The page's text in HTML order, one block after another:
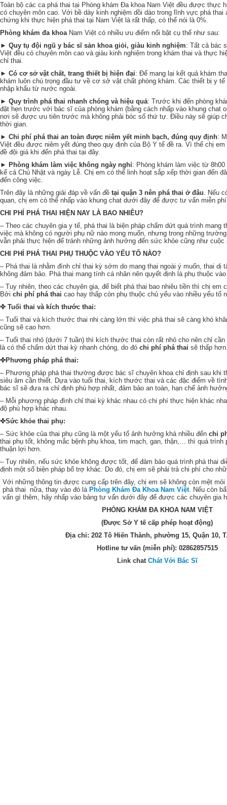
Toàn bộ các ca phá thai tại Phòng khám Đa khoa Nam Việt đều được thực
có chuyên môn cao. Với bề dày kinh nghiệm dồi dào trong lĩnh vực phá thai
chứng khi thực hiện phá thai tại Nam Việt là rất thấp, có thể nói là 0%.
Phòng khám đa khoa Nam Việt có nhiều ưu điểm nổi bật cụ thể như sau:
► Quy tụ đội ngũ y bác sĩ sản khoa giỏi, giàu kinh nghiệm: Tất cả bác
Việt đều có chuyên môn cao và giàu kinh nghiệm trong khám thai và thực
chỉ thai.
► Có cơ sở vật chất, trang thiết bị hiện đại: Để mang lại kết quả khám
khám luôn chú trọng đầu tư về cơ sở vật chất phòng khám. Các thiết bị y
nhập khẩu từ nước ngoài.
► Quy trình phá thai nhanh chóng và hiệu quả: Trước khi đến phòng
đặt hẹn trước với bác sĩ của phòng khám (bằng cách nhấp vào khung chat
nơi sẽ được ưu tiên trước mà không phải bóc số thứ tự. Điều này sẽ giúp
thời gian.
► Chi phí phá thai an toàn được niêm yết minh bạch, đúng quy định:
Việt đều được niêm yết đúng theo quy định của Bộ Y tế đề ra. Vì thế chị
đề đội giá khi đến phá thai tại đây.
► Phòng khám làm việc không ngày nghỉ: Phòng khám làm việc từ
kể cả Chủ Nhật và ngày Lễ. Chị em có thể linh hoạt sắp xếp thời gian đến
đến công việc.
Trên đây là những giải đáp về vấn đề tại quận 3 nên phá thai ở đâu . Nếu
quan, chị em có thể nhấp vào khung chat dưới đây để được tư vấn miễn
CHI PHÍ PHÁ THAI HIỆN NAY LÀ BAO NHIÊU?
– Theo các chuyên gia y tế, phá thai là biện pháp chấm dứt quá trình
việc mà không có người phụ nữ nào mong muốn, nhưng trong những
vẫn phải thực hiện để tránh những ảnh hưởng đến sức khỏe cũng như cuộc
CHI PHÍ PHÁ THAI PHỤ THUỘC VÀO YẾU TỐ NÀO?
– Phá thai là nhằm đình chỉ thai kỳ sớm do mang thai ngoài ý muốn, thai dị
không đảm bảo. Phá thai mang tính cá nhân nên quyết định là phụ thuộc
– Tuy nhiên, theo các chuyên gia, để biết phá thai bao nhiêu tiền thì chị em
Bởi chi phí phá thai cao hay thấp còn phụ thuộc chủ yếu vào nhiều yếu tố
✜ Tuổi thai và kích thước thai:
– Tuổi thai và kích thước thai nhi càng lớn thì việc phá thai sẽ càng khó
cũng sẽ cao hơn.
– Tuổi thai nhỏ (dưới 7 tuần) thì kích thước thai còn rất nhỏ cho nên chỉ cần
là có thể chấm dứt thai kỳ nhanh chóng, do đó chi phí phá thai sẽ thấp
✜Phương pháp phá thai:
– Phương pháp phá thai thường được bác sĩ chuyên khoa chỉ định sau khi
siêu âm cần thiết. Dựa vào tuổi thai, kích thước thai và các đặc điểm về
bác sĩ sẽ đưa ra chỉ định phù hợp nhất, đảm bảo an toàn, hạn chế ảnh
– Mỗi phương pháp đình chỉ thai kỳ khác nhau có chi phí thực hiện khác
độ phù hợp khác nhau.
✜Sức khỏe thai phụ:
– Sức khỏe của thai phụ cũng là một yếu tố ảnh hưởng khá nhiều đến chi
thai phụ tốt, không mắc bệnh phụ khoa, tim mạch, gan, thận,… thì quá
thuận lợi hơn.
– Tuy nhiên, nếu sức khỏe không được tốt, để đảm bảo quá trình phá thai
định một số biện pháp bổ trợ khác. Do đó, chị em sẽ phải trả chi phí cho
Với những thông tin được cung cấp trên đây, chị em sẽ không còn mệt
phá thai nữa, thay vào đó là Phòng Khám Đa Khoa Nam Việt. Nếu còn
vấn gì thêm, hãy nhấp vào bảng tư vấn dưới đây để được các chuyên gia
PHÒNG KHÁM ĐA KHOA NAM VIỆT
(Được Sở Y tế cấp phép hoạt động)
Địa chỉ: 202 Tô Hiến Thành, phường 15, Quận 10,
Hotline tư vấn (miễn phí): 02862857515
Link chat Chát Với Bác Sĩ